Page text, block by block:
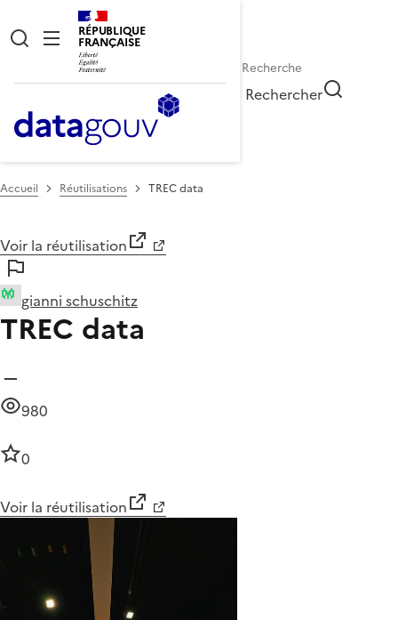
RÉPUBLIQUE
FRANÇAISE
Rechercher
Accueil Réutilisations TREC data
Voir la réutilisation
gianni schuschitz
TREC data
980
0
Voir la réutilisation